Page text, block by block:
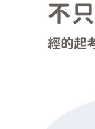
不
經的起